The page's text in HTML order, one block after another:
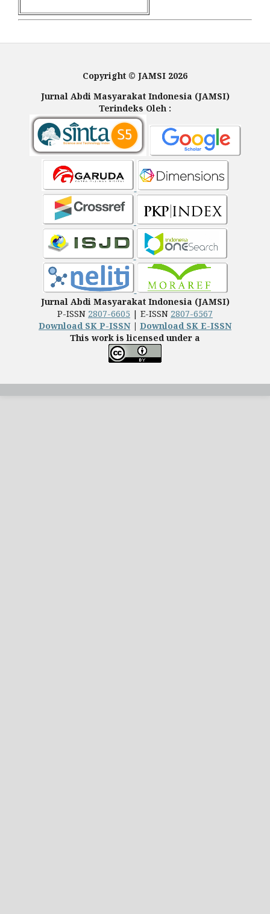
Copyright © JAMSI 2026
Jurnal Abdi Masyarakat Indonesia (JAMSI)
Terindeks Oleh :
Jurnal Abdi Masyarakat Indonesia (JAMSI)
P-ISSN 2807-6605 | E-ISSN 2807-6567
Download SK P-ISSN| Download SK E-ISSN
This work is licensed under a